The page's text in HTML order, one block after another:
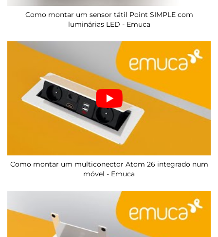
Como montar um sensor tátil Point SIMPLE com
luminárias LED - Emuca
Como montar um multiconector Atom 26 integrado num
móvel - Emuca